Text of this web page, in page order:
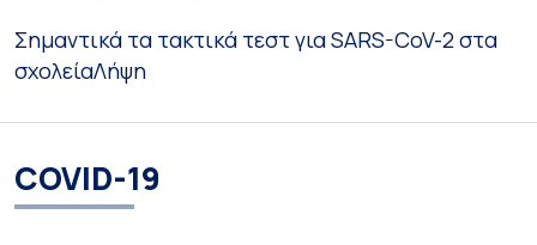
Σημαντικά τα τακτικά τεστ για SARS-CoV-2 στα
σχολείαΛήψη
COVID-19